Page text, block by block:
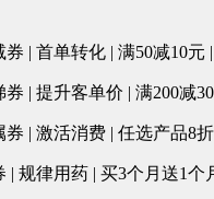
| 首单转化 | 满50减10元 |
| 提升客单价 | 满200减
| 激活消费 | 任选产品8
| 规律用药 | 买3个月送1个